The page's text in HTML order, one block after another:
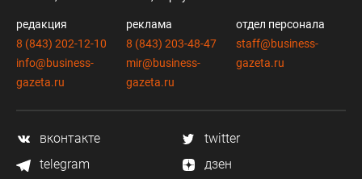
редакция
8 (843) 202-12-10
info@business-
gazeta.ru
реклама
8 (843) 203-48-47
mir@business-
gazeta.ru
отдел персонала
staff@business-
gazeta.ru
вконтакте
twitter
telegram
дзен